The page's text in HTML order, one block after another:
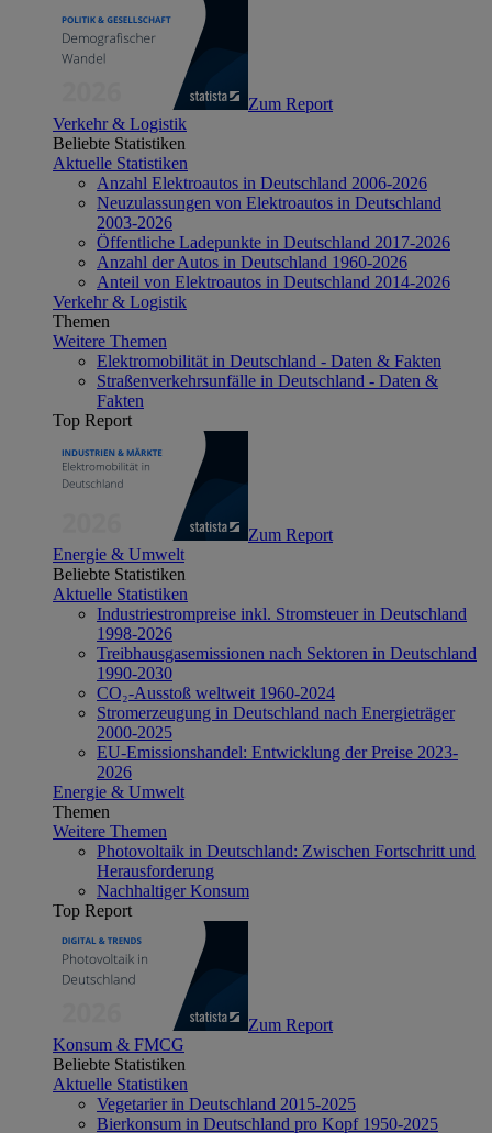
Zum Report
Verkehr & Logistik
Beliebte Statistiken
Aktuelle Statistiken
Anzahl Elektroautos in Deutschland 2006-2026
Neuzulassungen von Elektroautos in Deutschland
2003-2026
Öffentliche Ladepunkte in Deutschland 2017-2026
Anzahl der Autos in Deutschland 1960-2026
Anteil von Elektroautos in Deutschland 2014-2026
Verkehr & Logistik
Themen
Weitere Themen
Elektromobilität in Deutschland - Daten & Fakten
Straßenverkehrsunfälle in Deutschland - Daten &
Fakten
Top Report
Zum Report
Energie & Umwelt
Beliebte Statistiken
Aktuelle Statistiken
Industriestrompreise inkl. Stromsteuer in Deutschland
1998-2026
Treibhausgasemissionen nach Sektoren in Deutschland
1990-2030
CO₂-Ausstoß weltweit 1960-2024
Stromerzeugung in Deutschland nach Energieträger
2000-2025
EU-Emissionshandel: Entwicklung der Preise 2023-
2026
Energie & Umwelt
Themen
Weitere Themen
Photovoltaik in Deutschland: Zwischen Fortschritt und
Herausforderung
Nachhaltiger Konsum
Top Report
Zum Report
Konsum & FMCG
Beliebte Statistiken
Aktuelle Statistiken
Vegetarier in Deutschland 2015-2025
Bierkonsum in Deutschland pro Kopf 1950-2025